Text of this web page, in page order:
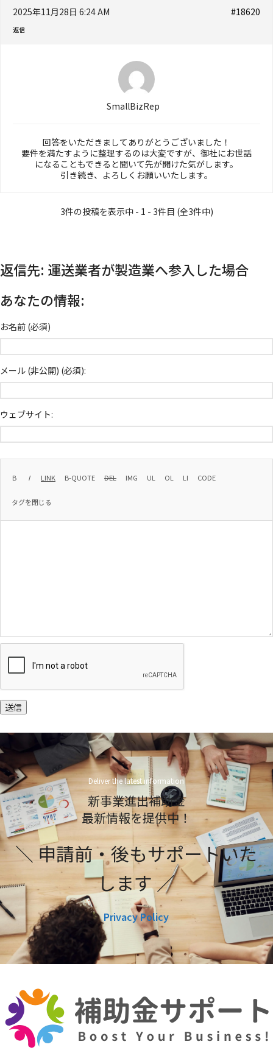
2025年11月28日 6:24 AM #18620
返信
SmallBizRep
回答をいただきましてありがとうございました！
要件を満たすように整理するのは大変ですが、御社にお世話
になることもできると聞いて先が開けた気がします。
引き続き、よろしくお願いいたします。
3件の投稿を表示中 - 1 - 3件目 (全3件中)
返信先: 運送業者が製造業へ参入した場合
あなたの情報:
お名前 (必須)
メール (非公開) (必須):
ウェブサイト:
送信
Deliver the latest information
新事業進出補助金
最新情報を提供中！
＼ 申請前・後もサポートいた
します ／
Privacy Policy